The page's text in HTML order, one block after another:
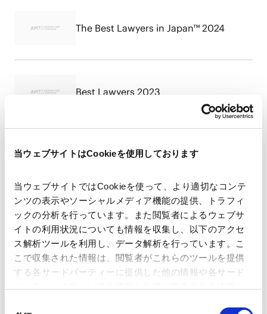
当ウェブサイトはCookieを使用しております
当ウェブサイトではCookieを使って、より適切なコンテ
ンツの表示やソーシャルメディア機能の提供、トラフィ
ックの分析を行っています。また閲覧者によるウェブサ
イトの利用状況についても情報を収集し、以下のアクセ
ス解析ツールを利用し、データ解析を行っています。こ
こで収集された情報は、閲覧者がこれらのツールを提供
する各サードパーティーに提供した他の情報や各サード
The Best Lawyers in Japan™ 2024
Best Lawyers 2023
RELATED INSIGHTS
インサイト
NEWSLETTERS